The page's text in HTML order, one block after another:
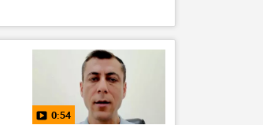
0:54